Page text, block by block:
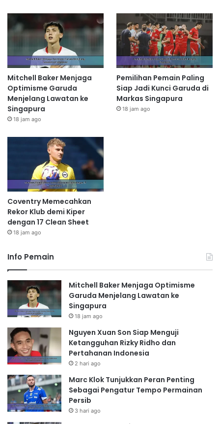
Mitchell Baker Menjaga
Optimisme Garuda
Menjelang Lawatan ke
Singapura
18 jam ago
Pemilihan Pemain Paling
Siap Jadi Kunci Garuda di
Markas Singapura
18 jam ago
Coventry Memecahkan
Rekor Klub demi Kiper
dengan 17 Clean Sheet
18 jam ago
Info Pemain
Mitchell Baker Menjaga Optimisme
Garuda Menjelang Lawatan ke
Singapura
18 jam ago
Nguyen Xuan Son Siap Menguji
Ketangguhan Rizky Ridho dan
Pertahanan Indonesia
2 hari ago
Marc Klok Tunjukkan Peran Penting
Sebagai Pengatur Tempo Permainan
Persib
3 hari ago